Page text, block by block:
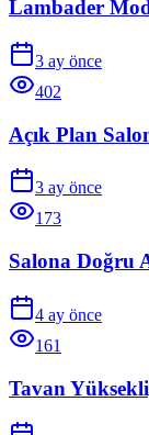
Lambader
3 ay önce
402
Açık Plan
3 ay önce
173
Salona Doğru
4 ay önce
161
Tavan